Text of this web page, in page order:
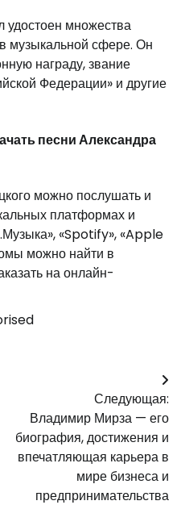
удостоен множества
музыкальной сфере. Он
награду, звание
Федерации» и другие
песни Александра
можно послушать и
платформах и
«Spotify», «Apple
можно найти в
на онлайн-
Следующая:
Владимир Мирза — его
биография, достижения и
впечатляющая карьера в
мире бизнеса и
предпринимательства